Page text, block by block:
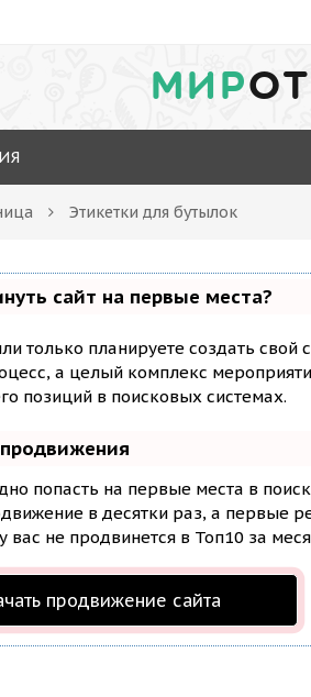
МИР
Этикетки для бутылок
сайт на первые места?
только планируете создать свой
а целый комплекс
позиций в поисковых системах.
попасть на первые места в
в десятки раз, а первые
вас не продвинется в Топ10 за
продвижение сайта